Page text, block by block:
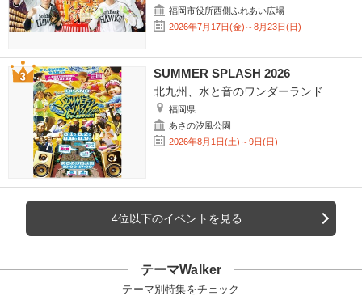
福岡市役所西側ふれあい広場
2026年7月17日(金)～8月23日(日)
SUMMER SPLASH 2026
北九州、水と音のワンダーランド
福岡県
あさの汐風公園
2026年8月1日(土)～9日(日)
4位以下のイベントを見る
テーマWalker
テーマ別特集をチェック